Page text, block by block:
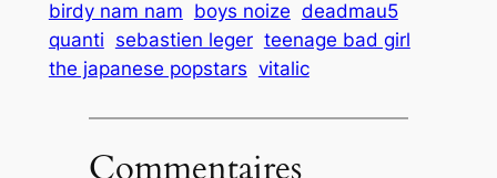
birdy nam nam boys noize deadmau5
quanti sebastien leger teenage bad girl
the japanese popstars vitalic
Commentaires